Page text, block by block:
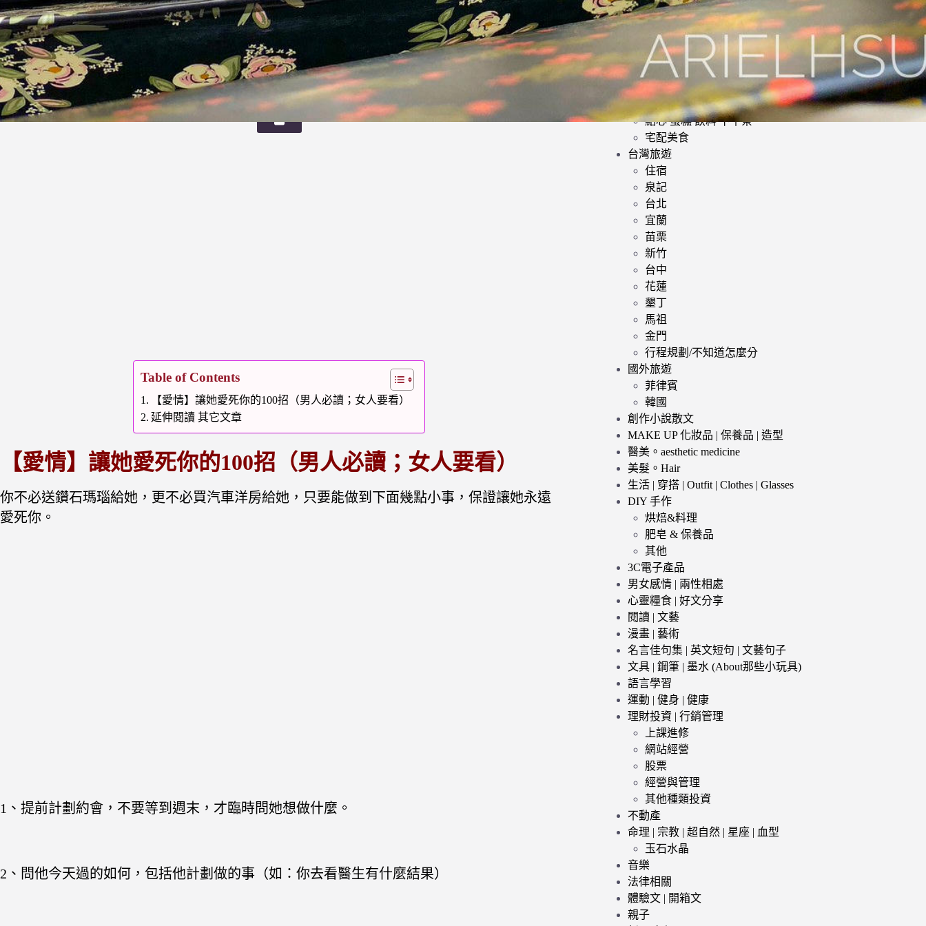
Table of Contents
【愛情】讓她愛死你的100招（男人必讀；女人要看）
延伸閱讀 其它文章
【愛情】讓她愛死你的100招（男人必讀；女人要看）
你不必送鑽石瑪瑙給她，更不必買汽車洋房給她，只要能做到下面幾點小事，保證讓她永遠
愛死你。
1、提前計劃約會，不要等到週末，才臨時問她想做什麼。
2、問他今天過的如何，包括他計劃做的事（如：你去看醫生有什麼結果）
日式料理
韓式料理
歐美料理
小酌 | 餐酒館
其他異國料理
鍋類 | 火鍋 麻辣鍋 鴛鴦鍋
提供素食餐廳
點心 蛋糕 飲料 下午茶
宅配美食
台灣旅遊
住宿
泉記
台北
宜蘭
苗栗
新竹
台中
花蓮
墾丁
馬祖
金門
行程規劃/不知道怎麼分
國外旅遊
菲律賓
韓國
創作小說散文
MAKE UP 化妝品 | 保養品 | 造型
醫美。aesthetic medicine
美髮。Hair
生活 | 穿搭 | Outfit | Clothes | Glasses
DIY 手作
烘焙&料理
肥皂 & 保養品
其他
3C電子產品
男女感情 | 兩性相處
心靈糧食 | 好文分享
閱讀 | 文藝
漫畫 | 藝術
名言佳句集 | 英文短句 | 文藝句子
文具 | 鋼筆 | 墨水 (About那些小玩具)
語言學習
運動 | 健身 | 健康
理財投資 | 行銷管理
上課進修
網站經營
股票
經營與管理
其他種類投資
不動產
命理 | 宗教 | 超自然 | 星座 | 血型
玉石水晶
音樂
法律相關
體驗文 | 開箱文
親子